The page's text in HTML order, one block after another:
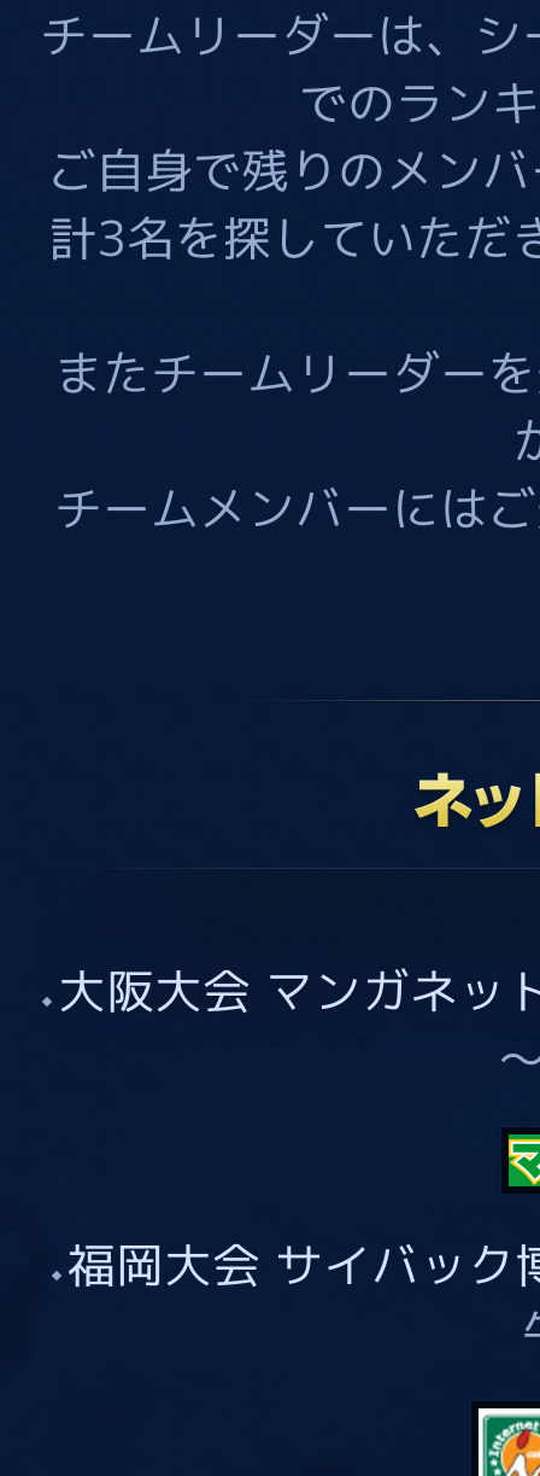
チームリーダーは、
でのラン
ご自身で残りのメン
計3名を探していただ
またチームリーダー
チームメンバーには
大阪大会 マンガネッ
福岡大会 サイバック